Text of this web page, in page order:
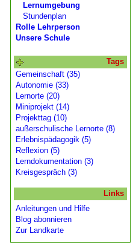
Lernumgebung
Stundenplan
Rolle Lehrperson
Unsere Schule
Tags
Gemeinschaft (35)
Autonomie (33)
Lernorte (20)
Miniprojekt (14)
Projekttag (10)
außerschulische Lernorte (8)
Erlebnispädagogik (5)
Reflexion (5)
Lerndokumentation (3)
Kreisgespräch (3)
Links
Anleitungen und Hilfe
Blog abonnieren
Zur Landkarte